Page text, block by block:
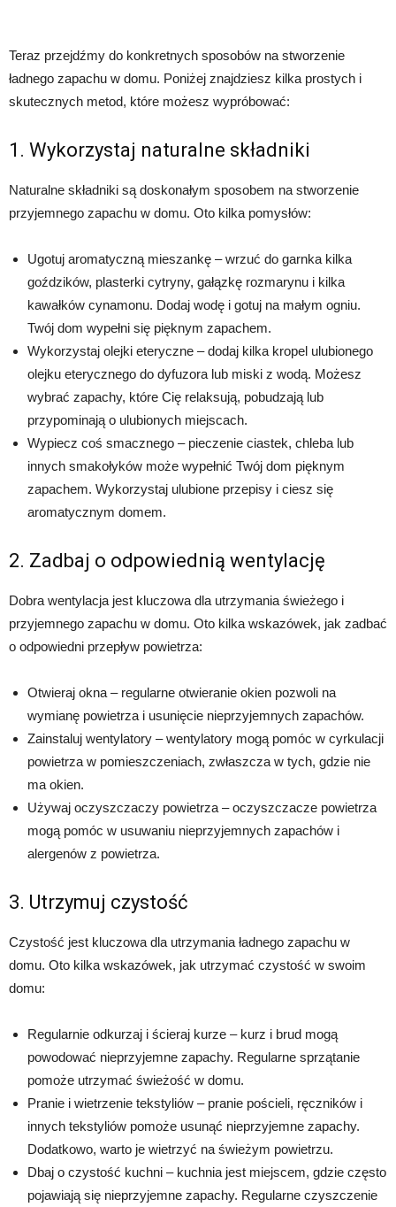
Teraz przejdźmy do konkretnych sposobów na stworzenie
ładnego zapachu w domu. Poniżej znajdziesz kilka prostych i
skutecznych metod, które możesz wypróbować:
1. Wykorzystaj naturalne składniki
Naturalne składniki są doskonałym sposobem na stworzenie
przyjemnego zapachu w domu. Oto kilka pomysłów:
Ugotuj aromatyczną mieszankę – wrzuć do garnka kilka
goździków, plasterki cytryny, gałązkę rozmarynu i kilka
kawałków cynamonu. Dodaj wodę i gotuj na małym ogniu.
Twój dom wypełni się pięknym zapachem.
Wykorzystaj olejki eteryczne – dodaj kilka kropel ulubionego
olejku eterycznego do dyfuzora lub miski z wodą. Możesz
wybrać zapachy, które Cię relaksują, pobudzają lub
przypominają o ulubionych miejscach.
Wypiecz coś smacznego – pieczenie ciastek, chleba lub
innych smakołyków może wypełnić Twój dom pięknym
zapachem. Wykorzystaj ulubione przepisy i ciesz się
aromatycznym domem.
2. Zadbaj o odpowiednią wentylację
Dobra wentylacja jest kluczowa dla utrzymania świeżego i
przyjemnego zapachu w domu. Oto kilka wskazówek, jak zadbać
o odpowiedni przepływ powietrza:
Otwieraj okna – regularne otwieranie okien pozwoli na
wymianę powietrza i usunięcie nieprzyjemnych zapachów.
Zainstaluj wentylatory – wentylatory mogą pomóc w cyrkulacji
powietrza w pomieszczeniach, zwłaszcza w tych, gdzie nie
ma okien.
Używaj oczyszczaczy powietrza – oczyszczacze powietrza
mogą pomóc w usuwaniu nieprzyjemnych zapachów i
alergenów z powietrza.
3. Utrzymuj czystość
Czystość jest kluczowa dla utrzymania ładnego zapachu w
domu. Oto kilka wskazówek, jak utrzymać czystość w swoim
domu:
Regularnie odkurzaj i ścieraj kurze – kurz i brud mogą
powodować nieprzyjemne zapachy. Regularne sprzątanie
pomoże utrzymać świeżość w domu.
Pranie i wietrzenie tekstyliów – pranie pościeli, ręczników i
innych tekstyliów pomoże usunąć nieprzyjemne zapachy.
Dodatkowo, warto je wietrzyć na świeżym powietrzu.
Dbaj o czystość kuchni – kuchnia jest miejscem, gdzie często
pojawiają się nieprzyjemne zapachy. Regularne czyszczenie